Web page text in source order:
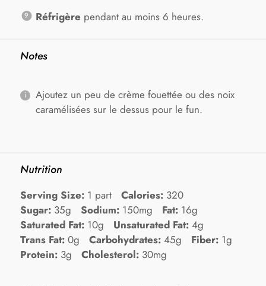
Réfrigère pendant au moins 6 heures.
Notes
Ajoutez un peu de crème fouettée ou des noix
caramélisées sur le dessus pour le fun.
Nutrition
Serving Size: 1 part Calories: 320
Sugar: 35g Sodium: 150mg Fat: 16g
Saturated Fat: 10g Unsaturated Fat: 4g
Trans Fat: 0g Carbohydrates: 45g Fiber: 1g
Protein: 3g Cholesterol: 30mg